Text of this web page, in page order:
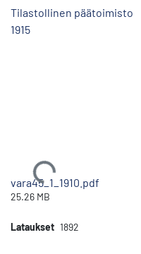
Tilastollinen päätoimisto
1915
Ladataan...
vara45_1_1910.pdf
25.26 MB
Lataukset 1892